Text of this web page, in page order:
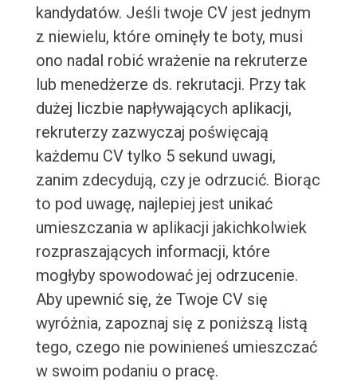
kandydatów. Jeśli twoje CV jest jednym
z niewielu, które ominęły te boty, musi
ono nadal robić wrażenie na rekruterze
lub menedżerze ds. rekrutacji. Przy tak
dużej liczbie napływających aplikacji,
rekruterzy zazwyczaj poświęcają
każdemu CV tylko 5 sekund uwagi,
zanim zdecydują, czy je odrzucić. Biorąc
to pod uwagę, najlepiej jest unikać
umieszczania w aplikacji jakichkolwiek
rozpraszających informacji, które
mogłyby spowodować jej odrzucenie.
Aby upewnić się, że Twoje CV się
wyróżnia, zapoznaj się z poniższą listą
tego, czego nie powinieneś umieszczać
w swoim podaniu o pracę.